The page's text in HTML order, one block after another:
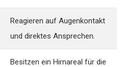
Reagieren auf Augenkontakt
und direktes Ansprechen.
Besitzen ein Hirnareal für die